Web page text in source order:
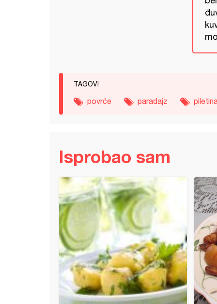
TAGOVI
povrće paradajz
Isprobao sam
supica sa knedlama